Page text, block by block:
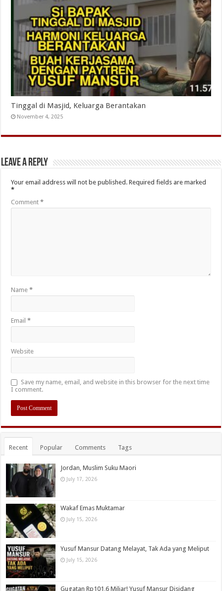
Tinggal di Masjid, Keluarga Berantakan
November 4, 2025
Leave a Reply
Your email address will not be published. Required fields are marked
*
Comment*
Name*
Email*
Website
Save my name, email, and website in this browser for the next time
I comment.
Recent Popular Comments Tags
Jordan, Muslim Suku Maori
July 17, 2026
Wakaf Emas Muktamar
July 15, 2026
Yusuf Mansur Datang Melayat, Tak Ada yang Meliput
July 15, 2026
Gugatan Rp101,6 Miliar! Yusuf Mansur Disidang